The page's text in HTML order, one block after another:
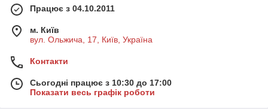
Працює з 04.10.2011
м. Київ
вул. Ольжича, 17, Київ, Україна
Контакти
Сьогодні працює з 10:30 до 17:00
Показати весь графік роботи